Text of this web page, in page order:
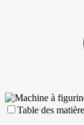
Table des